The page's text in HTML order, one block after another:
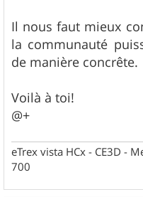
Il nous faut mieux
la communauté
de manière concrête.
Voilà à toi!
@+
eTrex vista HCx - CE3D -
700